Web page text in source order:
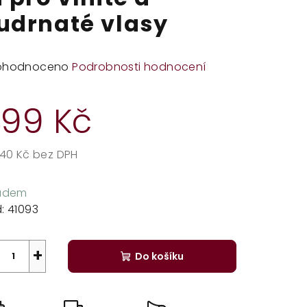
vlasy
Podrobnosti hodnocení
Kč
Kč bez DPH
41093
+ Do košíku